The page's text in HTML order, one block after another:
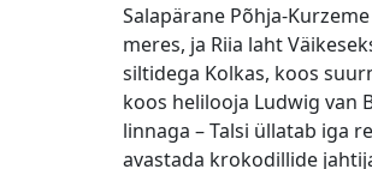
Salapärane Põhja-
meres, ja Riia laht
siltidega Kolkas, koos
koos helilooja Ludwig van
linnaga – Talsi üllatab iga
avastada krokodillide